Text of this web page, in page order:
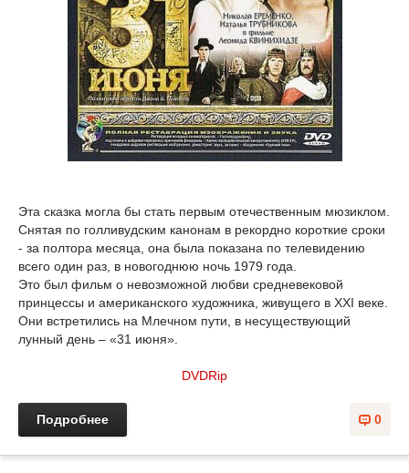
Эта сказка могла бы стать первым отечественным мюзиклом.
Снятая по голливудским канонам в рекордно короткие сроки
- за полтора месяца, она была показана по телевидению
всего один раз, в новогоднюю ночь 1979 года.
Это был фильм о невозможной любви средневековой
принцессы и американского художника, живущего в XXI веке.
Они встретились на Млечном пути, в несуществующий
лунный день – «31 июня».
DVDRip
0
Подробнее